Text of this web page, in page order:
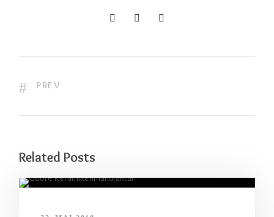
PREV
Related Posts